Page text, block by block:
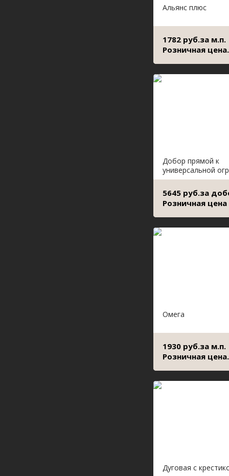
Альянс плюс
1782 руб.за м.п.
Розничная цена.
Добор прямой к
универсальной
5645 руб.за
Розничная цена
Омега
1930 руб.за м.п.
Розничная цена.
Дуговая с